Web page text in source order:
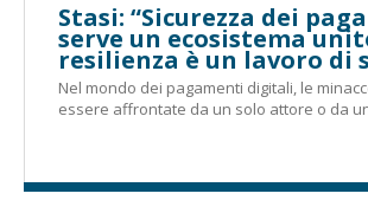
Stasi: “Sicurezza dei
serve un ecosistema
resilienza è un lavoro di
Nel mondo dei pagamenti digitali, le
essere affrontate da un solo attore o da